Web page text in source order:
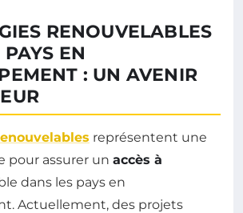
RENOUVELABLES
EN
: UN AVENIR
représentent une
pour assurer un accès à
dans les pays en
Actuellement, des projets